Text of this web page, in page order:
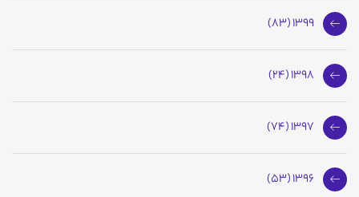
1399 (83)
1398 (24)
1397 (74)
1396 (53)